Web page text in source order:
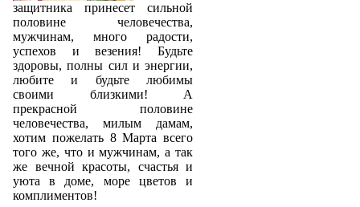
защитника принесет сильной
половине человечества,
мужчинам, много радости,
успехов и везения! Будьте
здоровы, полны сил и энергии,
любите и будьте любимы
своими близкими! А
прекрасной половине
человечества, милым дамам,
хотим пожелать 8 Марта всего
того же, что и мужчинам, а так
же вечной красоты, счастья и
уюта в доме, море цветов и
комплиментов!